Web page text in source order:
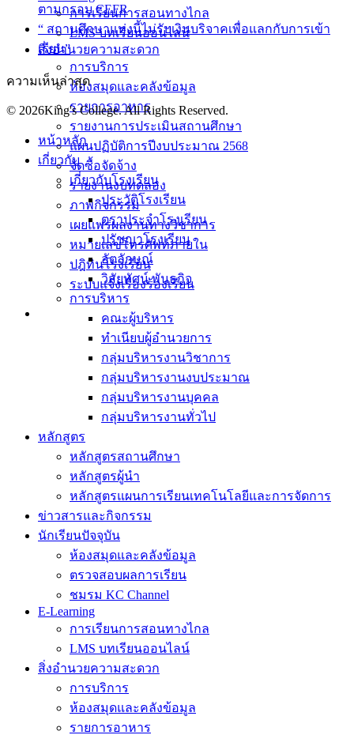
การเรียนการสอนทางไกล
LMS บทเรียนออนไลน์
สิ่งอำนวยความสะดวก
การบริการ
ห้องสมุดและคลังข้อมูล
รายการอาหาร
รายงานการประเมินสถานศึกษา
แผนปฏิบัติการปีงบประมาณ 2568
จัดซื้อจัดจ้าง
รายงานงบทดลอง
ภาพกิจกรรม
เผยแพร่ผลงานทางวิชาการ
หมายเลขโทรศัพท์ภายใน
ปฎิทินโรงเรียน
ระบบแจ้งเรื่องร้องเรียน
ตามกรอบ CEFR
“ สถานศึกษาแห่งนี้ไม่รับเงินบริจาคเพื่อแลกกับการเข้า
เรียน”
ความเห็นล่าสุด
© 2026King's College. All Rights Reserved.
หน้าหลัก
เกี่ยวกับ
เกี่ยวกับโรงเรียน
ประวัติโรงเรียน
ตราประจำโรงเรียน
ปรัชญาโรงเรียน
อัตลักษณ์
วิสัยทัศน์ พันธกิจ
การบริหาร
คณะผู้บริหาร
ทำเนียบผู้อำนวยการ
กลุ่มบริหารงานวิชาการ
กลุ่มบริหารงานงบประมาณ
กลุ่มบริหารงานบุคคล
กลุ่มบริหารงานทั่วไป
หลักสูตร
หลักสูตรสถานศึกษา
หลักสูตรผู้นำ
หลักสูตรแผนการเรียนเทคโนโลยีและการจัดการ
ข่าวสารและกิจกรรม
นักเรียนปัจจุบัน
ห้องสมุดและคลังข้อมูล
ตรวจสอบผลการเรียน
ชมรม KC Channel
E-Learning
การเรียนการสอนทางไกล
LMS บทเรียนออนไลน์
สิ่งอำนวยความสะดวก
การบริการ
ห้องสมุดและคลังข้อมูล
รายการอาหาร